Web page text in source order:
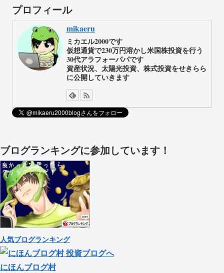
プロフィール
mikaeru
ミカエル2000です
仮想通貨で230万円溶かし米国株投資を行う
30代アラフォーパパです
資産状況、太陽光投資、株式投資をせきらら
に公開していきます
ブログランキングに参加しています！
人気ブログランキング
にほんブログ村